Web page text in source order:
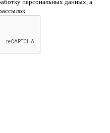
персональных данных, а